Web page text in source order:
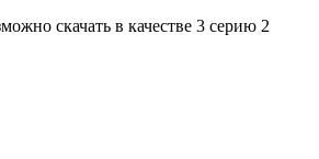
скачать в качестве 3 серию 2